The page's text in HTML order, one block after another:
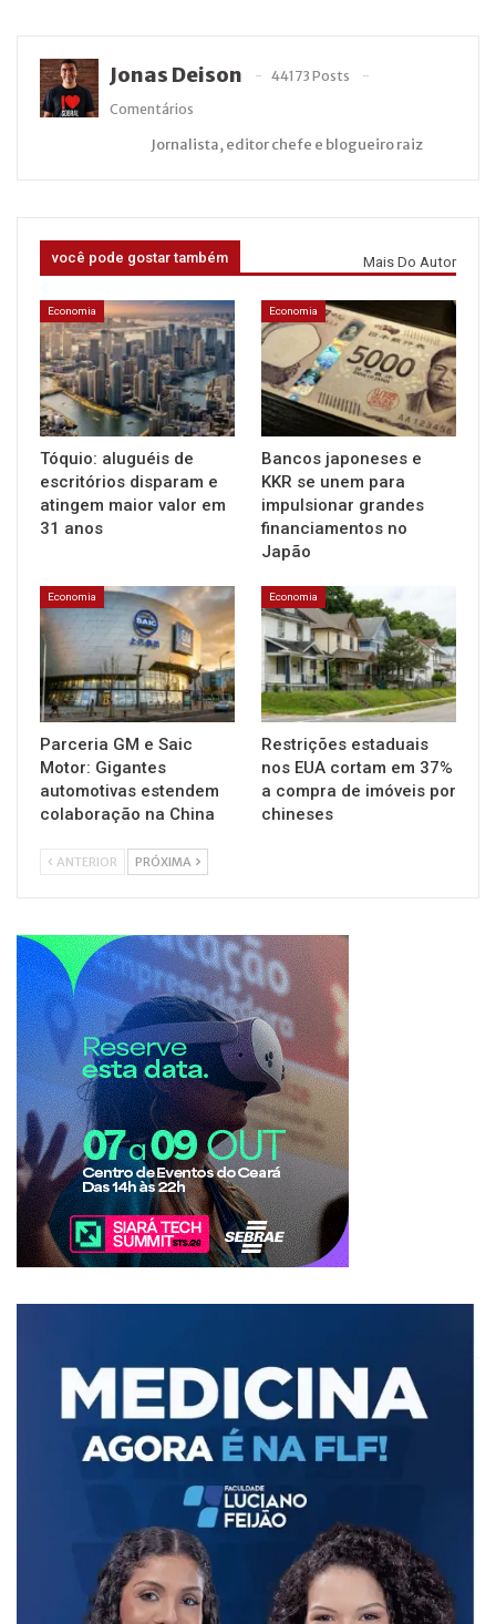
Jonas Deison
44173 Posts
Comentários
Jornalista, editor chefe e blogueiro raiz
você pode gostar também Mais Do Autor
Economia
Tóquio: aluguéis de
escritórios disparam e
atingem maior valor em
31 anos
Economia
Bancos japoneses e
KKR se unem para
impulsionar grandes
financiamentos no
Japão
Economia
Parceria GM e Saic
Motor: Gigantes
automotivas estendem
colaboração na China
Economia
Restrições estaduais
nos EUA cortam em 37%
a compra de imóveis por
chineses
ANTERIOR PRÓXIMA